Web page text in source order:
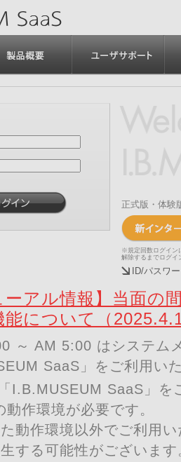
正式版・体験
※規定回数ログイン
解除するまでログイ
ID/パスワ
ーアル情報】当面の
能について（
～ AM 5:00 はシステム
SaaS」をご利用い
I.B.MUSEUM SaaS」を
動作環境が必要です。
動作環境以外でご利用
する可能性がございます